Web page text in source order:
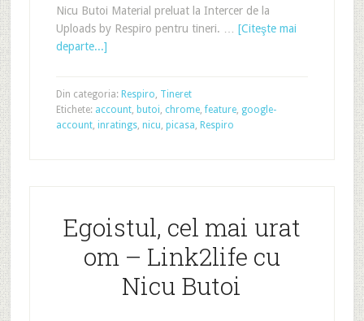
Nicu Butoi Material preluat la Intercer de la
Uploads by Respiro pentru tineri. … [Citeşte mai
departe...]
Din categoria: Respiro, Tineret
Etichete: account, butoi, chrome,feature, google-
account, inratings, nicu, picasa, Respiro
Egoistul, cel mai urat
om – Link2life cu
Nicu Butoi